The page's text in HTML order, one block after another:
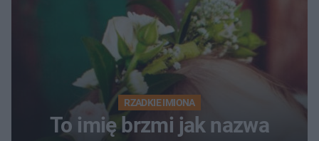
RZADKIE IMIONA
To imię brzmi jak nazwa